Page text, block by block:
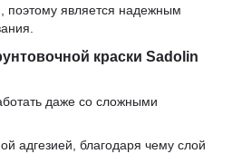
поэтому является надежным
краски Sadolin
даже со сложными
адгезией, благодаря чему слой